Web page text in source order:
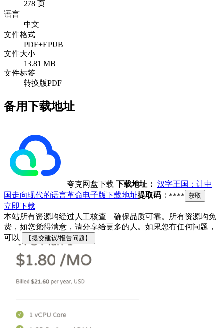
278 页
语言
中文
文件格式
PDF+EPUB
文件大小
13.81 MB
文件标签
转换版PDF
备用下载地址
夸克网盘下载 下载地址： 汉字王国：让中
国走向现代的语言革命电子版下载地址提取码： **** 获取
立即下载
本站所有资源均经过人工核查，确保品质可靠。所有资源均免
费，如您觉得满意，请分享给更多的人。如果您有任何问题，
可以
【提交建议/报告问题】